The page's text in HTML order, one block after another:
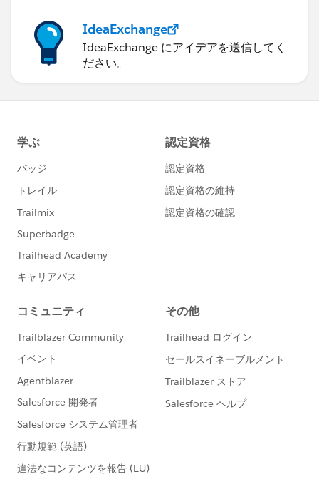
IdeaExchange
IdeaExchange にアイデアを送信してく
ださい。